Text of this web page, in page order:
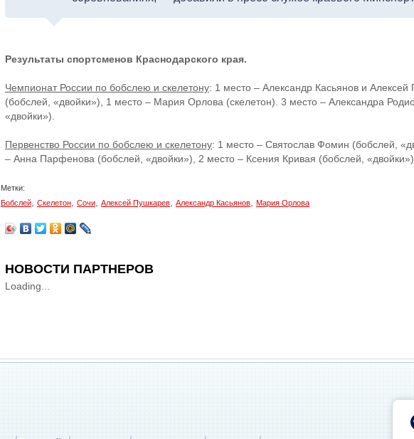
Результаты спортсменов Краснодарского края.
Чемпионат России по бобслею и скелетону: 1 место – Александр Касьянов и Алексей
(бобслей, «двойки»), 1 место – Мария Орлова (скелетон). 3 место – Александра
«двойки»).
Первенство России по бобслею и скелетону: 1 место – Святослав Фомин (бобслей,
– Анна Парфенова (бобслей, «двойки»), 2 место – Ксения Кривая (бобслей, «двойки»).
Метки:
Бобслей
Скелетон Сочи Алексей Пушкарев Александр Касьянов Мария Орлова
НОВОСТИ ПАРТНЕРОВ
Loading...